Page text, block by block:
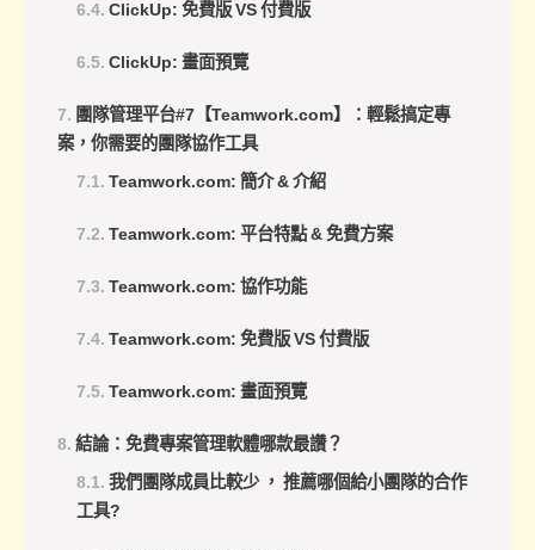
ClickUp: 免費版 VS 付費版
ClickUp: 畫面預覽
團隊管理平台#7【Teamwork.com】：輕鬆搞定專
案，你需要的團隊協作工具
Teamwork.com: 簡介 & 介紹
Teamwork.com: 平台特點 & 免費方案
Teamwork.com: 協作功能
Teamwork.com: 免費版 VS 付費版
Teamwork.com: 畫面預覽
結論：免費專案管理軟體哪款最讚？
我們團隊成員比較少 ， 推薦哪個給小團隊的合作
工具?